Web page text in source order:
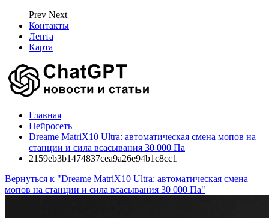
Prev Next
Контакты
Лента
Карта
Главная
Нейросеть
Dreame MatriX10 Ultra: автоматическая смена мопов на
станции и сила всасывания 30 000 Па
2159eb3b1474837cea9a26e94b1c8cc1
Вернуться к "Dreame MatriX10 Ultra: автоматическая смена
мопов на станции и сила всасывания 30 000 Па"